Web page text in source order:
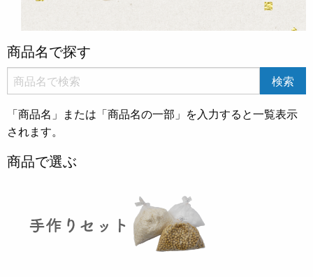
商品名で探す
「商品名」または「商品名の一部」を入力すると一覧表示
されます。
商品で選ぶ